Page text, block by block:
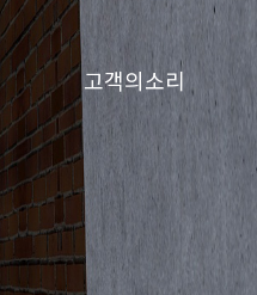
고객의소리